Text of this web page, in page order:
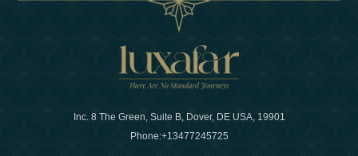
Inc. 8 The Green, Suite B, Dover, DE USA, 19901
Phone:+13477245725